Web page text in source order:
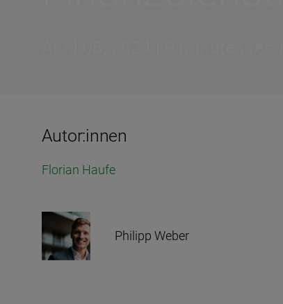
Autor:innen
Florian Haufe
Philipp Weber